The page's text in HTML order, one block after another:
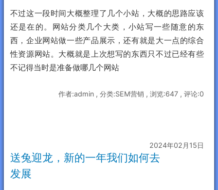
不过这一段时间大概整理了几个小站，大概的思路应该
还是在的。网站分类几个大类，小站写一些随意的东
西，企业网站做一些产品展示，还有就是大一点的综合
性资源网站。大概就是上次想写的东西只不过已经有些
不记得当时是准备做哪几个网站
作者:admin , 分类:SEM营销 , 浏览:647 , 评论:0
2024年02月15日
送兔迎龙，新的一年我们如何去
发展